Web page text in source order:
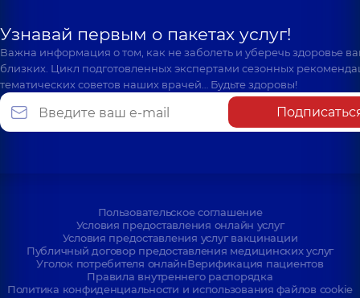
Узнавай первым о пакетах услуг!
Важна информация о том, как не заболеть и уберечь здоровье
близких. Цикл подготовленных экспертами сезонных
тематических советов наших врачей… Будьте здоровы!
Пользовательское соглашение
Условия предоставления онлайн услуг
Условия предоставления услуг вакцинации
Публичный договор предоставления медицинских услуг
Уголок потребителя онлайнВерификация пациентов
Правила внутреннего распорядка
Политика конфиденциальности и использования файлов cookie